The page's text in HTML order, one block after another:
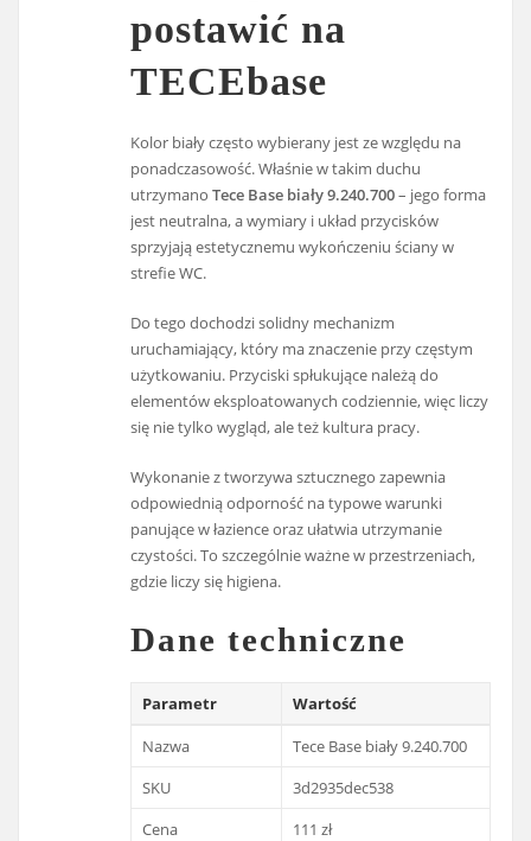
postawić na
TECEbase
Kolor biały często wybierany jest ze względu na
ponadczasowość. Właśnie w takim duchu
utrzymanoTece Base biały 9.240.700– jego forma
jest neutralna, a wymiary i układ przycisków
sprzyjają estetycznemu wykończeniu ściany w
strefie WC.
Do tego dochodzi solidny mechanizm
uruchamiający, który ma znaczenie przy częstym
użytkowaniu. Przyciski spłukujące należą do
elementów eksploatowanych codziennie, więc liczy
się nie tylko wygląd, ale też kultura pracy.
Wykonanie z tworzywa sztucznego zapewnia
odpowiednią odporność na typowe warunki
panujące w łazience oraz ułatwia utrzymanie
czystości. To szczególnie ważne w przestrzeniach,
gdzie liczy się higiena.
Dane techniczne
Parametr
Wartość
Nazwa
Tece Base biały 9.240.700
SKU
3d2935dec538
Cena
111 zł